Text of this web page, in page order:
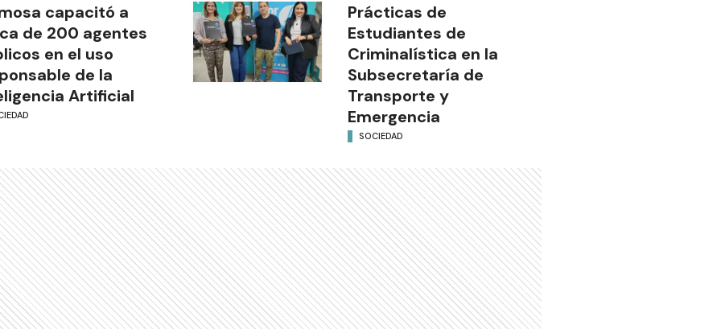
capacitó a
de 200 agentes
en el uso
de la
Artificial
Prácticas de
Estudiantes de
Criminalística en la
Subsecretaría de
Transporte y
Emergencia
SOCIEDAD